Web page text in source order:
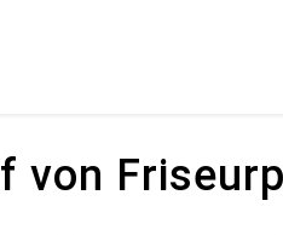
von